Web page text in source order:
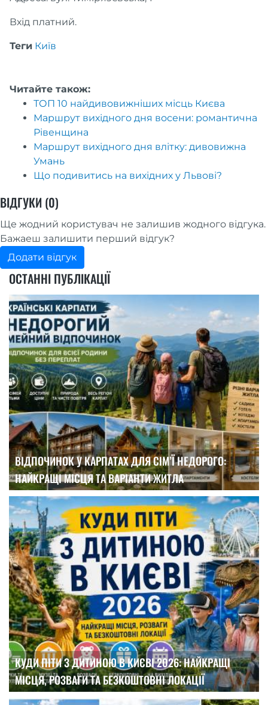
Вхід платний.
Теги Київ
Читайте також:
ТОП 10 найдивовижніших місць Києва
Маршрут вихідного дня восени: романтична
Рівенщина
Маршрут вихідного дня влітку: дивовижна
Умань
Що подивитись на вихідних у Львові?
ВІДГУКИ (0)
Ще жодний користувач не залишив жодного відгука.
Бажаеш залишити перший відгук?
Додати відгук
ОСТАННІ ПУБЛІКАЦІЇ
ВІДПОЧИНОК У КАРПАТАХ ДЛЯ СІМ’Ї НЕДОРОГО:
НАЙКРАЩІ МІСЦЯ ТА ВАРІАНТИ ЖИТЛА
КУДИ ПІТИ З ДИТИНОЮ В КИЄВІ 2026: НАЙКРАЩІ
МІСЦЯ, РОЗВАГИ ТА БЕЗКОШТОВНІ ЛОКАЦІЇ